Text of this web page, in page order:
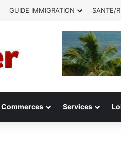
GUIDE IMMIGRATION SANTE/
Commerces Services